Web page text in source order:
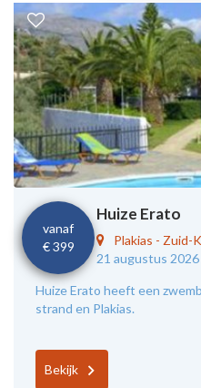
vanaf
€ 399
Huize Erato
Plakias - Zuid-
21 augustus 2026
Huize Erato heeft een
strand en Plakias.
Bekijk